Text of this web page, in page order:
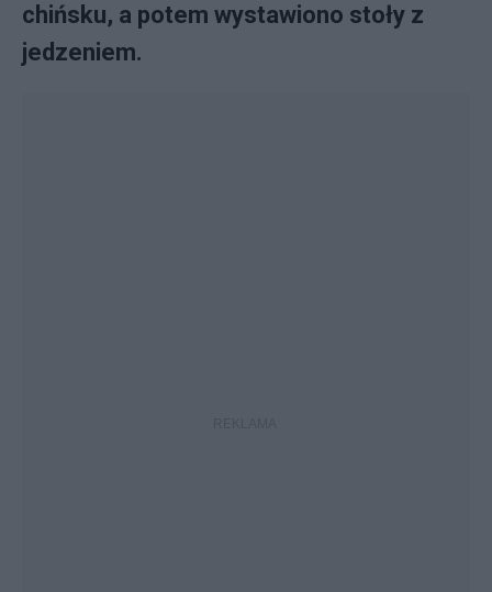
chińsku, a potem wystawiono stoły z
jedzeniem.